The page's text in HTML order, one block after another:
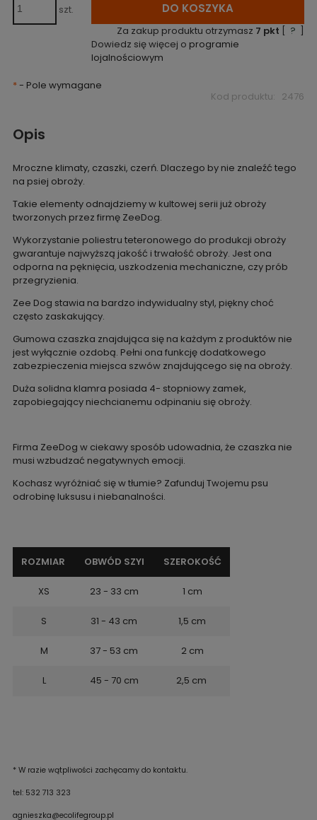
szt. DO KOSZYKA
Za zakup produktu otrzymasz 7 pkt [ ? ]
Dowiedz się więcej o programie
lojalnościowym
*- Pole wymagane
Kod produktu: 2476
Opis
Mroczne klimaty, czaszki, czerń. Dlaczego by nie znaleźć tego
na psiej obroży.
Takie elementy odnajdziemy w kultowej serii już obroży
tworzonych przez firmę ZeeDog.
Wykorzystanie poliestru teteronowego do produkcji obroży
gwarantuje najwyższą jakość i trwałość obroży. Jest ona
odporna na pęknięcia, uszkodzenia mechaniczne, czy prób
przegryzienia.
Zee Dog stawia na bardzo indywidualny styl, piękny choć
często zaskakujący.
Gumowa czaszka znajdująca się na każdym z produktów nie
jest wyłącznie ozdobą. Pełni ona funkcję dodatkowego
zabezpieczenia miejsca szwów znajdującego się na obroży.
Duża solidna klamra posiada 4- stopniowy zamek,
zapobiegający niechcianemu odpinaniu się obroży.
Firma ZeeDog w ciekawy sposób udowadnia, że czaszka nie
musi wzbudzać negatywnych emocji.
Kochasz wyróżniać się w tłumie? Zafunduj Twojemu psu
odrobinę luksusu i niebanalności.
ROZMIAR OBWÓD SZYI SZEROKOŚĆ
XS 23 - 33 cm 1 cm
S 31 - 43 cm 1,5 cm
M 37 - 53 cm 2 cm
L 45 - 70 cm 2,5 cm
* W razie wątpliwości zachęcamy do kontaktu.
tel: 532 713 323
agnieszka@ecolifegroup.pl